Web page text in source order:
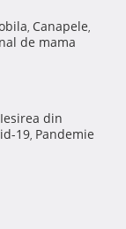
, Canapele,
de mama
Iesirea din
19, Pandemie